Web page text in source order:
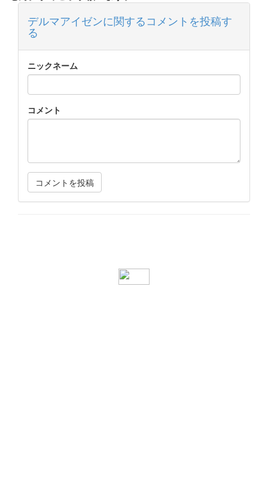
デルマアイゼンに関するコメントを投稿す
る
ニックネーム
コメント